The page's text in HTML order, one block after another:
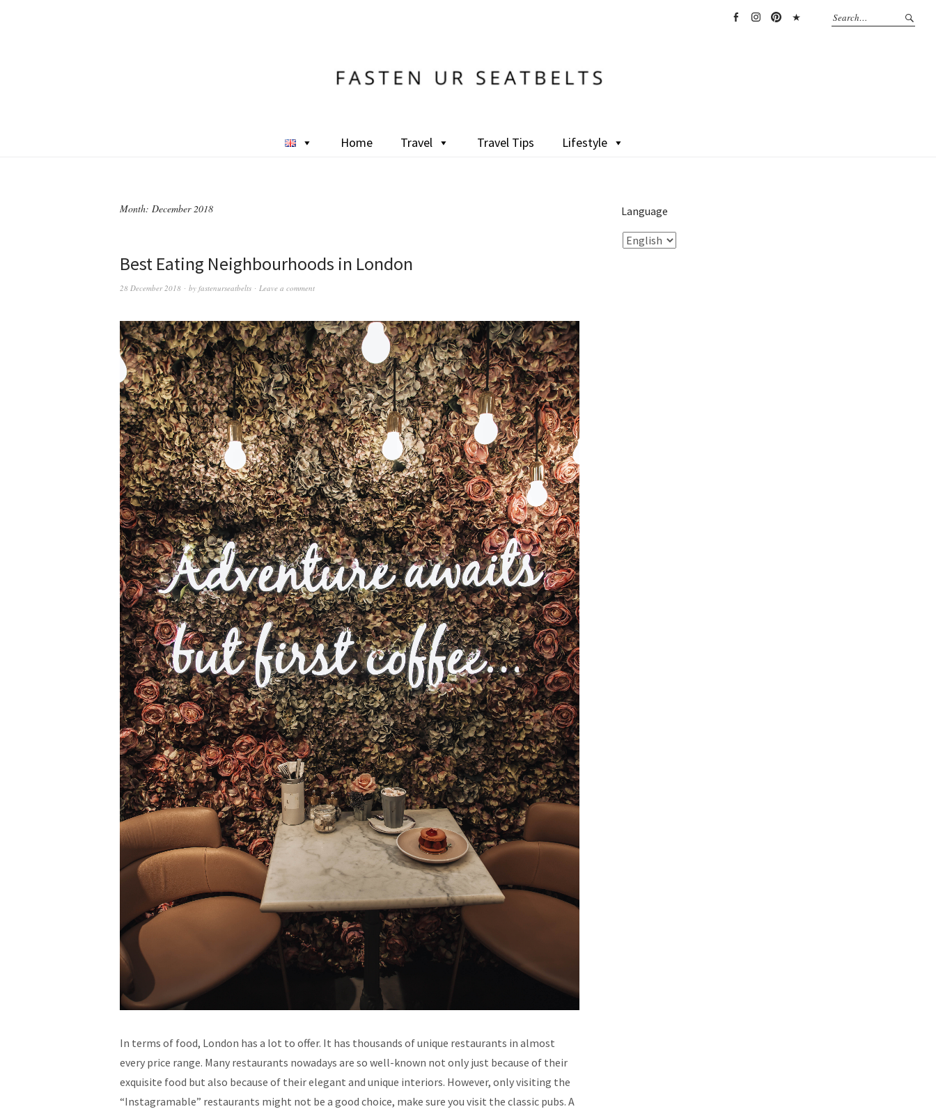
Home Travel Travel Tips Lifestyle
Month: December 2018
Best Eating Neighbourhoods in London
28 December 2018 by fastenurseatbelts Leave a comment
In terms of food, London has a lot to offer. It has thousands of unique restaurants in almost
every price range. Many restaurants nowadays are so well-known not only just because of their
exquisite food but also because of their elegant and unique interiors. However, only visiting the
“Instagramable” restaurants might not be a good choice, make sure you visit the classic pubs. A
Language